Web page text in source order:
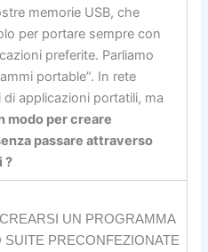
memorie USB, che
per portare sempre con
preferite. Parliamo
portable”. In rete
applicazioni portatili, ma
modo per creare
passare attraverso
?
UN PROGRAMMA
PRECONFEZIONATE